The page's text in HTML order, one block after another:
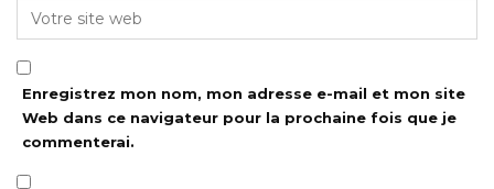
Enregistrez mon nom, mon adresse e-mail et mon site
Web dans ce navigateur pour la prochaine fois que je
commenterai.